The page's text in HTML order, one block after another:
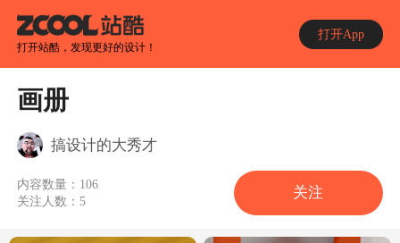
打开站酷，发现更好的设计！
打开App
画册
搞设计的大秀才
内容数量： 106
关注人数： 5
关注